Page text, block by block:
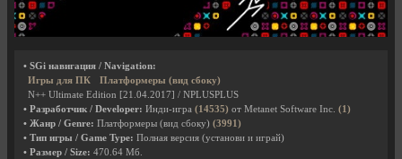
• SGi навигация / Navigation:
Игры для ПК
Платформеры (вид сбоку)
N++ Ultimate Edition [21.04.2017] / NPLUSPLUS
• Разработчик / Developer: Инди-игра (14535) от Metanet Software Inc. (1)
• Жанр / Genre: Платформеры (вид сбоку) (3991)
• Тип игры / Game Type: Полная версия (установи и играй)
• Размер / Size: 470.64 Мб.